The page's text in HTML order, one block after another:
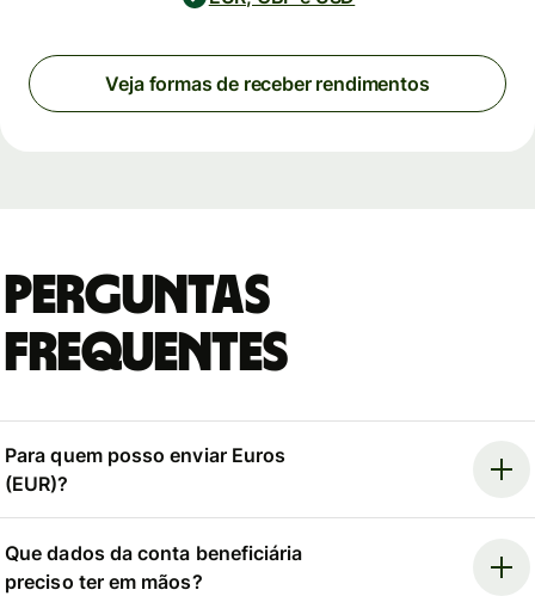
Veja formas de receber rendimentos
Perguntas
Frequentes
Para quem posso enviar Euros
(EUR)?
Que dados da conta beneficiária
preciso ter em mãos?